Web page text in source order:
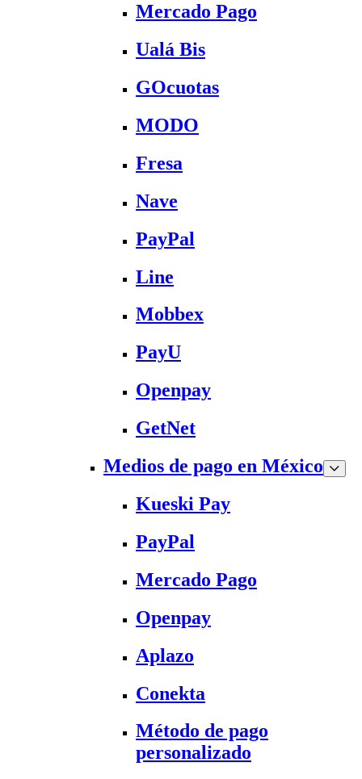
Mercado Pago
Ualá Bis
GOcuotas
MODO
Fresa
Nave
PayPal
Line
Mobbex
PayU
Openpay
GetNet
Medios de pago en México
Kueski Pay
PayPal
Mercado Pago
Openpay
Aplazo
Conekta
Método de pago
personalizado